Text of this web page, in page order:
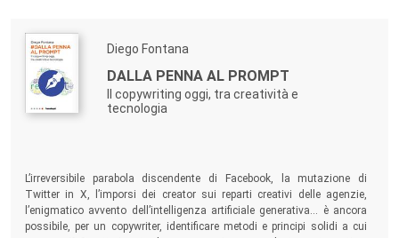
Diego Fontana
DALLA PENNA AL PROMPT
Il copywriting oggi, tra creatività e
tecnologia
L’irreversibile parabola discendente di Facebook, la mutazione di
Twitter in X, l’imporsi dei creator sui reparti creativi delle agenzie,
l’enigmatico avvento dell’intelligenza artificiale generativa… è ancora
possibile, per un copywriter, identificare metodi e principi solidi a cui